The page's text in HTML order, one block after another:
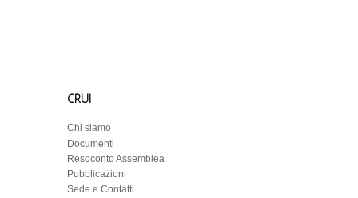
CRUI
Chi siamo
Documenti
Resoconto Assemblea
Pubblicazioni
Sede e Contatti